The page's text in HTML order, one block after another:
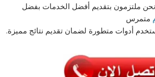
ملتزمون بتقديم أفضل الخدمات بفضل
متمرس
أدوات متطورة لضمان تقديم نتائج مميزة.